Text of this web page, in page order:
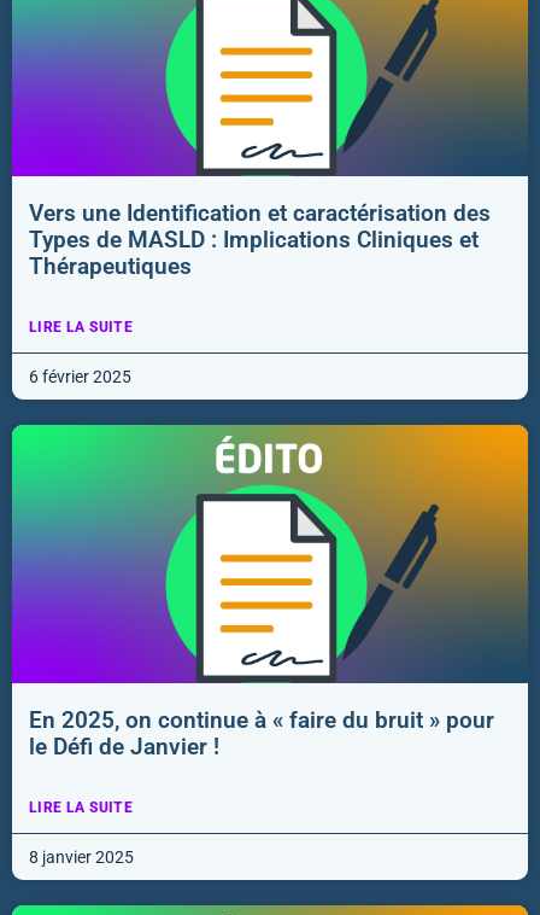
Vers une Identification et caractérisation des
Types de MASLD : Implications Cliniques et
Thérapeutiques
LIRE LA SUITE
6 février 2025
En 2025, on continue à « faire du bruit » pour
le Défi de Janvier !
LIRE LA SUITE
8 janvier 2025